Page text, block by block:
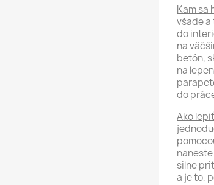
Kam sa
všade a
do
na
betón,
na
do
Ako
silne
a je to,